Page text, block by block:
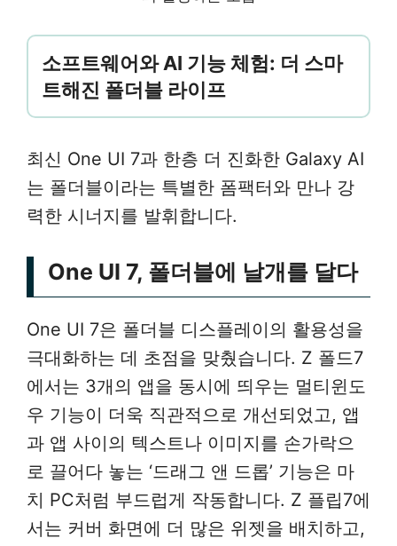
소프트웨어와 AI 기능 체험: 더 스마
트해진 폴더블 라이프
최신 One UI 7과 한층 더 진화한 Galaxy AI
는 폴더블이라는 특별한 폼팩터와 만나 강
력한 시너지를 발휘합니다.
One UI 7, 폴더블에 날개를 달다
One UI 7은 폴더블 디스플레이의 활용성을
극대화하는 데 초점을 맞췄습니다. Z 폴드7
에서는 3개의 앱을 동시에 띄우는 멀티윈도
우 기능이 더욱 직관적으로 개선되었고, 앱
과 앱 사이의 텍스트나 이미지를 손가락으
로 끌어다 놓는 ‘드래그 앤 드롭’ 기능은 마
치 PC처럼 부드럽게 작동합니다. Z 플립7에
서는 커버 화면에 더 많은 위젯을 배치하고,